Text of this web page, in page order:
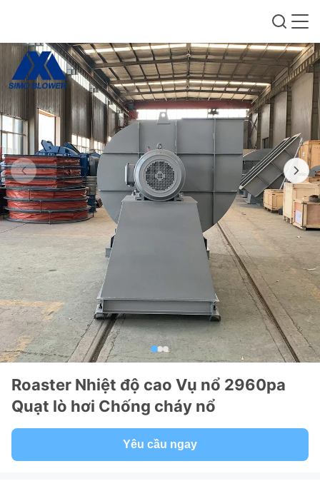
Roaster Nhiệt độ cao Vụ nổ 2960pa
Quạt lò hơi Chống cháy nổ
Yêu cầu ngay